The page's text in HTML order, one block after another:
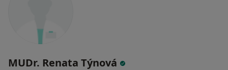
MUDr. Renata Týnová